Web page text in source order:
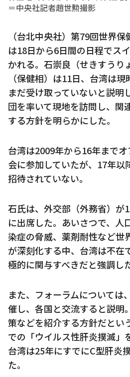
＝中央社記者趙世勲撮影
（台北中央社）第79回世界
は18日から6日間の日程でス
かれる。石崇良（せきすうり
（保健相）は11日、台湾は
まだ受け取っていないと説明
団を率いて現地を訪問し、関
する方針を明らかにした。
台湾は2009年から16年まで
会に参加していたが、17年以
招待されていない。
石氏は、外交部（外務省）が
に出席した。あいさつで、人
染症の脅威、薬剤耐性など世
が深刻化する中、台湾は不在
極的に関与すべきだと強調した
また、フォーラムについては
催し、各国と交流すると説明
策などを紹介する方針だとい
での「ウイルス性肝炎撲滅」
台湾は25年にすでにC型肝炎
た。